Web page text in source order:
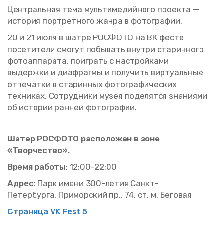
Цен­траль­ная тема муль­ти­ме­дий­но­го про­ек­та —
ис­то­рия порт­рет­но­го жанра в фо­то­гра­фии.
20 и 21 июля в шатре РОС­ФО­ТО на ВК фесте
по­се­ти­те­ли смо­гут по­бы­вать внут­ри ста­рин­но­го
фо­то­ап­па­ра­та, по­иг­рать с на­строй­ка­ми
вы­держ­ки и диа­фраг­мы и по­лу­чить вир­ту­аль­ные
от­пе­чат­ки в ста­рин­ных фо­то­гра­фи­че­ских
тех­ни­ках. Cо­труд­ни­ки музея по­де­лят­ся зна­ни­я­ми
об ис­то­рии ран­ней фо­то­гра­фии.
Шатер РОС­ФО­ТО рас­по­ло­жен в зоне
«Твор­че­ство».
Время ра­бо­ты: 12:00–22:00
Адрес: Парк имени 300-летия Санкт-
Пе­тер­бур­га, При­мор­ский пр., 74, ст. м. Бе­го­вая
Стра­ни­ца VK Fest 5